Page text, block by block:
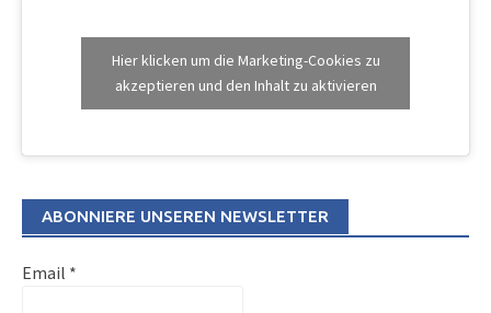
Hier klicken um die Marketing-Cookies zu
akzeptieren und den Inhalt zu aktivieren
ABONNIERE UNSEREN NEWSLETTER
Email *